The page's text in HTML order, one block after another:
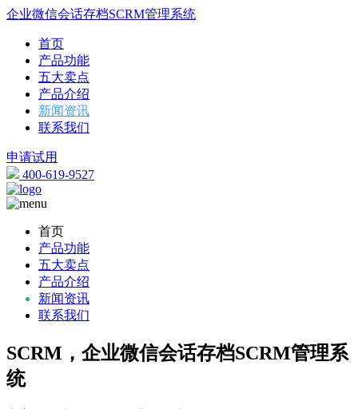
企业微信会话存档SCRM管理系统
首页
产品功能
五大卖点
产品介绍
新闻资讯
联系我们
申请试用
400-619-9527
首页
产品功能
五大卖点
产品介绍
新闻资讯
联系我们
SCRM，企业微信会话存档SCRM管理系
统